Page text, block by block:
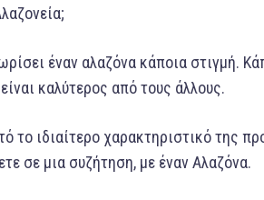
έναν αλαζόνα κάποια στιγμή.
καλύτερος από τους άλλους.
το ιδιαίτερο χαρακτηριστικό της
σε μια συζήτηση, με έναν Αλαζόνα.